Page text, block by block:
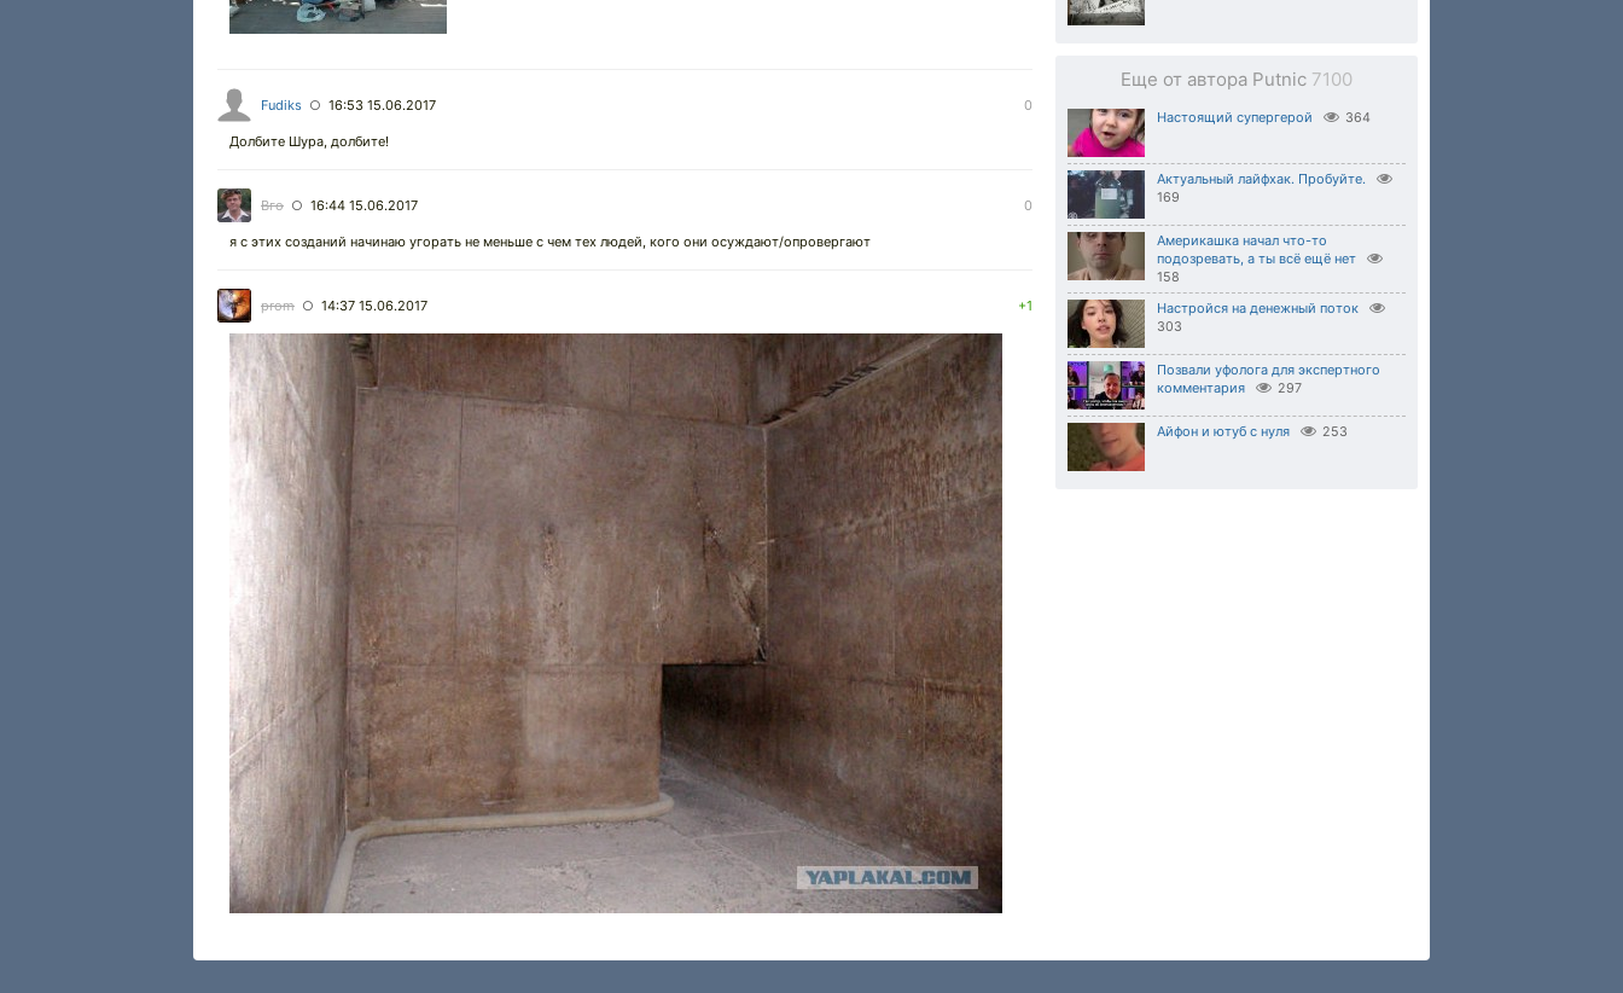
Еще от автора Putnic 7100
Настоящий супергерой 364
Актуальный лайфхак. Пробуйте.
169
Америкашка начал что-то
подозревать, а ты всё ещё нет
158
Настройся на денежный поток
303
Позвали уфолога для экспертного
комментария
297
Айфон и ютуб с нуля 253
Fudiks ○ 16:53 15.06.2017 0
Долбите Шура, долбите!
Вго ○ 16:44 15.06.2017 0
я с этих созданий начинаю угорать не меньше с чем тех людей, кого они осуждают/опровергают
prom ○ 14:37 15.06.2017 +1